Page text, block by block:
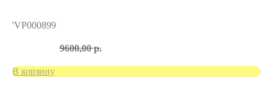
'VP000899
9600,00 р.
В корзину